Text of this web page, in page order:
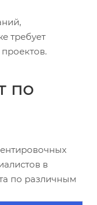
требует
по
в
по различным